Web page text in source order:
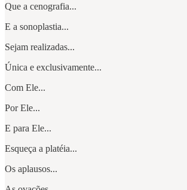
Que a cenografia...
E a sonoplastia...
Sejam realizadas...
Única e exclusivamente...
Com Ele...
Por Ele...
E para Ele...
Esqueça a platéia...
Os aplausos...